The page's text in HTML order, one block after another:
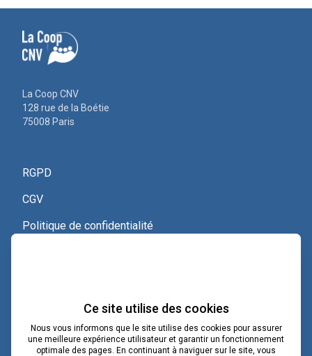
La Coop CNV
128 rue de la Boétie
75008 Paris
RGPD
CGV
Politique de confidentialité
Voir le certificat QualiopiCe site utilise des cookies
Nous vous informons que le site utilise des cookies pour assurer
une meilleure expérience utilisateur et garantir un fonctionnement
optimale des pages. En continuant à naviguer sur le site, vous